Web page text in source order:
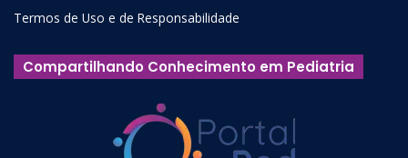
Termos de Uso e de Responsabilidade
Compartilhando Conhecimento em Pediatria